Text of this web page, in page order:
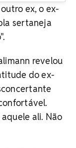
ex, o ex-
sertaneja
revelou
do ex-
ali. Não